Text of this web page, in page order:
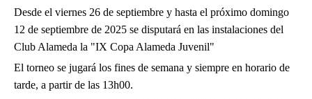
Desde el viernes 26 de septiembre y hasta el próximo domingo
12 de septiembre de 2025 se disputará en las instalaciones del
Club Alameda la "IX Copa Alameda Juvenil"
El torneo se jugará los fines de semana y siempre en horario de
tarde, a partir de las 13h00.